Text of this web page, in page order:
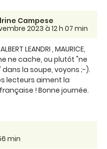
Campese
2023 à 12 h 07 min
LEANDRI , MAURICE,
ne cache, ou plutôt "ne
la soupe, voyons ;-).
lecteurs aiment la
! Bonne journée.
min